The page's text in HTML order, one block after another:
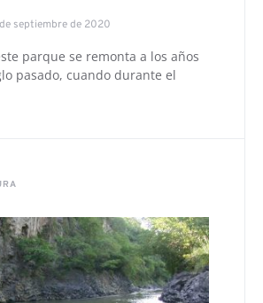
septiembre de 2020
parque se remonta a los años
pasado, cuando durante el